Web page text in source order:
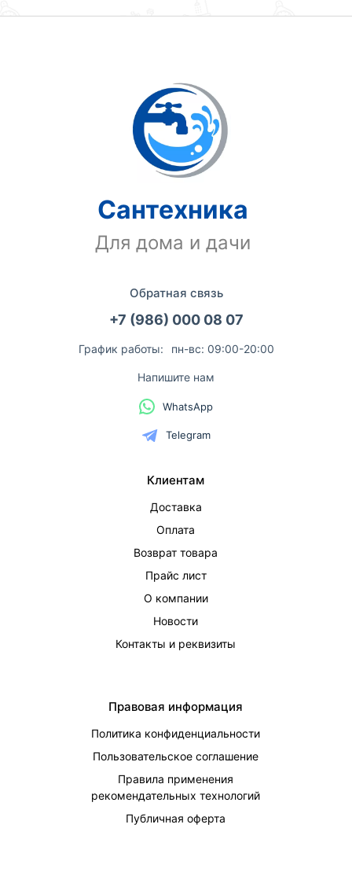
Сантехника
Для дома и дачи
Обратная связь
+7 (986) 000 08 07
График работы: пн-вс: 09:00-20:00
Напишите нам
WhatsApp
Telegram
Клиентам
Доставка
Оплата
Возврат товара
Прайс лист
О компании
Новости
Контакты и реквизиты
Правовая информация
Политика конфиденциальности
Пользовательское соглашение
Правила применения
рекомендательных технологий
Публичная оферта